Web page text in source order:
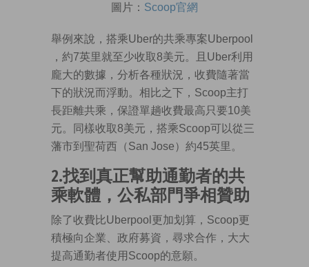
圖片： Scoop官網
舉例來說，搭乘Uber的共乘專案Uberpool
，約7英里就至少收取8美元。且Uber利用
龐大的數據，分析各種狀況，收費隨著當
下的狀況而浮動。相比之下，Scoop主打
長距離共乘，保證單趟收費最高只要10美
元。同樣收取8美元，搭乘Scoop可以從三
藩市到聖荷西（San Jose）約45英里。
2.找到真正幫助通勤者的共
乘軟體，公私部門爭相贊助
除了收費比Uberpool更加划算，Scoop更
積極向企業、政府募資，尋求合作，大大
提高通勤者使用Scoop的意願。